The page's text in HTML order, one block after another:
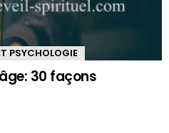
PSYCHOLOGIE
30 façons